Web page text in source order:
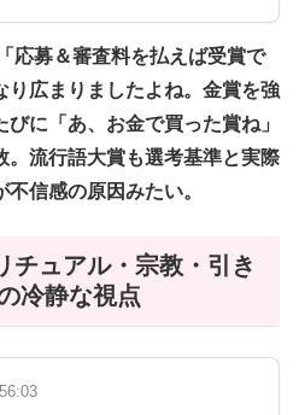
応募＆審査料を払えば受賞で
り広まりましたよね。金賞を強
に「あ、お金で買った賞ね」
。流行語大賞も選考基準と実際
信感の原因みたい。
チュアル・宗教・引き
冷静な視点